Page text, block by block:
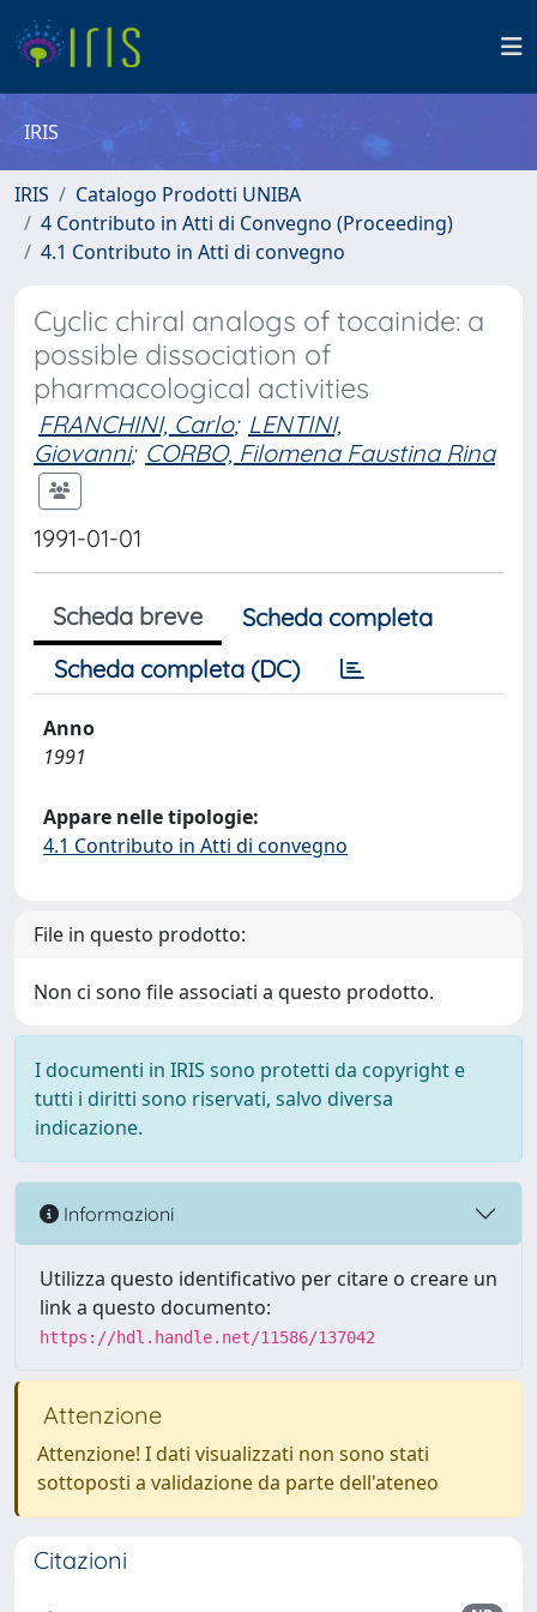
IRIS
IRIS
Catalogo Prodotti UNIBA
4 Contributo in Atti di Convegno (Proceeding)
4.1 Contributo in Atti di convegno
Cyclic chiral analogs of tocainide: a
possible dissociation of
pharmacological activities
FRANCHINI, Carlo; LENTINI,
Giovanni; CORBO, Filomena Faustina Rina
1991-01-01
Scheda breve
Scheda completa
Scheda completa (DC)
Anno
1991
Appare nelle tipologie:
4.1 Contributo in Atti di convegno
File in questo prodotto:
Non ci sono file associati a questo prodotto.
I documenti in IRIS sono protetti da copyright e
tutti i diritti sono riservati, salvo diversa
indicazione.
Informazioni
Utilizza questo identificativo per citare o creare un
link a questo documento:
https://hdl.handle.net/11586/137042
Attenzione
Attenzione! I dati visualizzati non sono stati
sottoposti a validazione da parte dell'ateneo
Citazioni